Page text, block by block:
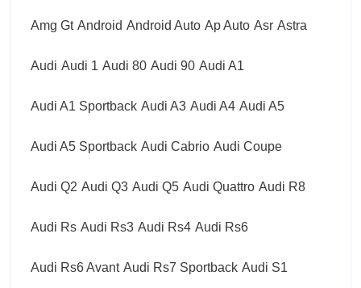
Amg Gt Android Android Auto Ap Auto Asr Astra
Audi Audi 1 Audi 80 Audi 90 Audi A1
Audi A1 Sportback Audi A3 Audi A4 Audi A5
Audi A5 Sportback Audi Cabrio Audi Coupe
Audi Q2 Audi Q3 Audi Q5 Audi Quattro Audi R8
Audi Rs Audi Rs3 Audi Rs4 Audi Rs6
Audi Rs6 Avant Audi Rs7 Sportback Audi S1